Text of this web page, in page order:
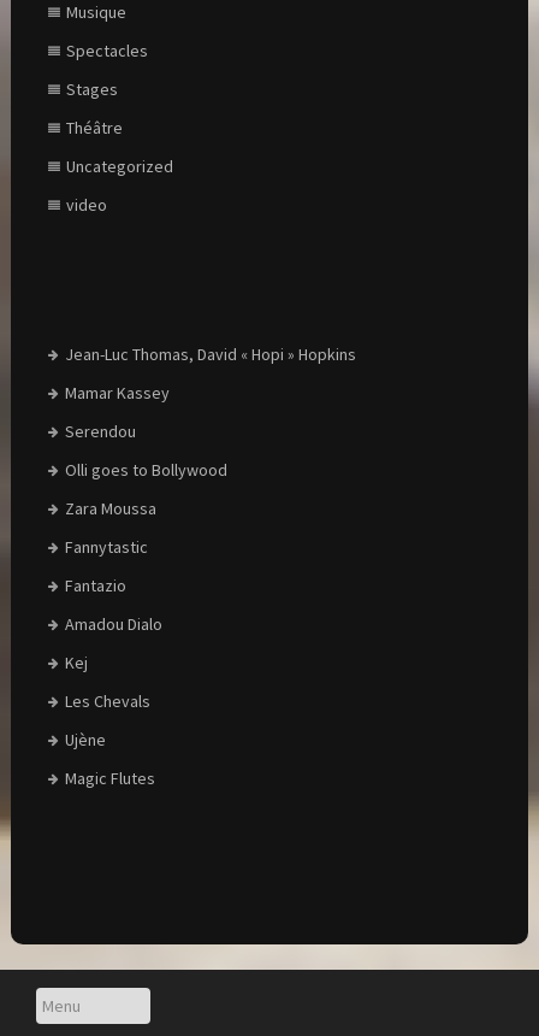
Musique
Spectacles
Stages
Théâtre
Uncategorized
video
Jean-Luc Thomas, David « Hopi » Hopkins
Mamar Kassey
Serendou
Olli goes to Bollywood
Zara Moussa
Fannytastic
Fantazio
Amadou Dialo
Kej
Les Chevals
Ujène
Magic Flutes